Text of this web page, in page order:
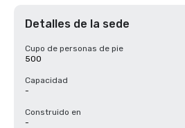
Detalles de la sede
Cupo de personas de pie
500
Capacidad
-
Construido en
-